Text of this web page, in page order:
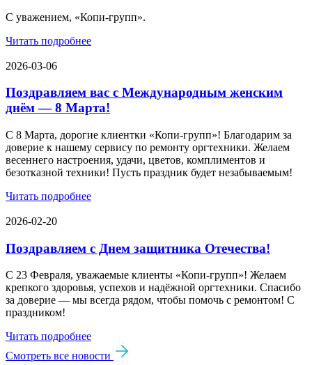
С уважением, «Копи-групп».
Читать подробнее
2026-03-06
Поздравляем вас с Международным женским
днём — 8 Марта!
С 8 Марта, дорогие клиентки «Копи‑групп»! Благодарим за
доверие к нашему сервису по ремонту оргтехники. Желаем
весеннего настроения, удачи, цветов, комплиментов и
безотказной техники! Пусть праздник будет незабываемым!
Читать подробнее
2026-02-20
Поздравляем с Днем защитника Отечества!
С 23 Февраля, уважаемые клиенты «Копи‑групп»! Желаем
крепкого здоровья, успехов и надёжной оргтехники. Спасибо
за доверие — мы всегда рядом, чтобы помочь с ремонтом! С
праздником!
Читать подробнее
Смотреть все новости